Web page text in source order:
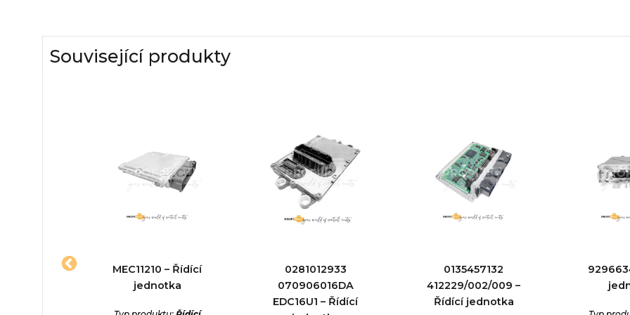
Související produkty
MEC11210 – Řídící
jednotka
0281012933
070906016DA
EDC16U1 – Řídící
0135457132
412229/002/009 –
Řídící jednotka